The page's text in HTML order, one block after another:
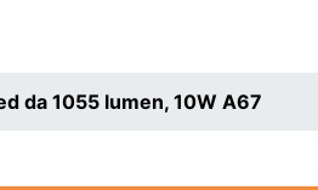
da 1055 lumen, 10W A67